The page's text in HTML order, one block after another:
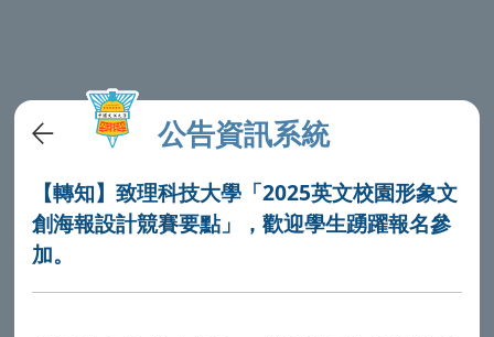
公告資訊系統
【轉知】致理科技大學「2025英文校園形象文
創海報設計競賽要點」，歡迎學生踴躍報名參
加。